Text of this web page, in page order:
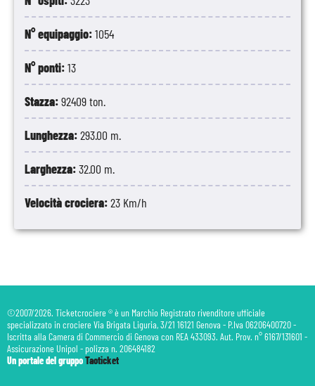
N° equipaggio:1054
N° ponti:13
Stazza:92409 ton.
Lunghezza:293.00 m.
Larghezza:32.00 m.
Velocità crociera:23 Km/h
©2007/2026. Ticketcrociere ® è un Marchio Registrato rivenditore ufficiale
specializzato in crociere Via Brigata Liguria, 3/21 16121 Genova - P.Iva 06206400720 -
Iscritta alla Camera di Commercio di Genova con REA 433093. Aut. Prov. n° 6167/131601 -
Assicurazione Unipol - polizza n. 206484182
Un portale del gruppoTaoticket